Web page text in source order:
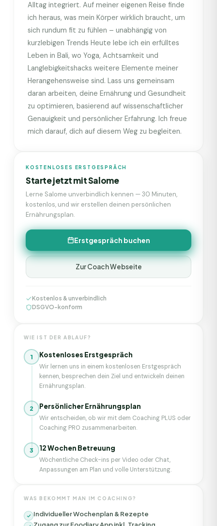
Alltag integriert. Auf meiner eigenen Reise finde
ich heraus, was mein Körper wirklich braucht, um
sich rundum fit zu fühlen – unabhängig von
kurzlebigen Trends Heute lebe ich ein erfülltes
Leben in Bali, wo Yoga, Achtsamkeit und
Langlebigkeitshacks weitere Elemente meiner
Herangehensweise sind. Lass uns gemeinsam
daran arbeiten, deine Ernährung und Gesundheit
zu optimieren, basierend auf wissenschaftlicher
Genauigkeit und persönlicher Erfahrung. Ich freue
mich darauf, dich auf diesem Weg zu begleiten.
KOSTENLOSES ERSTGESPRÄCH
Starte jetzt mitSalome
Lerne Salome unverbindlich kennen — 30 Minuten,
kostenlos, und wir erstellen deinen persönlichen
Ernährungsplan.
Erstgespräch buchen
Zur Coach Webseite
Kostenlos & unverbindlich
DSGVO-konform
WIE IST DER ABLAUF?
1 Kostenloses Erstgespräch
Wir lernen uns in einem kostenlosen Erstgespräch
kennen, besprechen dein Ziel und entwickeln deinen
Ernährungsplan.
2 Persönlicher Ernährungsplan
Wir entscheiden, ob wir mit dem Coaching PLUS oder
Coaching PRO zusammenarbeiten.
3 12 Wochen Betreuung
Wöchentliche Check-ins per Video oder Chat,
Anpassungen am Plan und volle Unterstützung.
WAS BEKOMMT MAN IM COACHING?
Individueller Wochenplan & Rezepte